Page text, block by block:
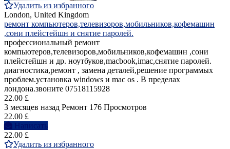
Удалить из избранного
London, United Kingdom
ремонт компьютеров,телевизоров,мобильников,кофемашин
,сони плейстейшн и снятие паролей.
профессиональный ремонт
компьютеров,телевизоров,мобильников,кофемашин ,сони
плейстейшн и др. ноутбуков,macbook,imac,снятие паролей.
диагностика,ремонт , замена деталей,решение программых
проблем.установка windows и mac os . В пределах
лондона.звоните 07518115928
22.00 £
3 месяцев назад Ремонт 176 Просмотров
22.00 £
Написать
22.00 £
Удалить из избранного